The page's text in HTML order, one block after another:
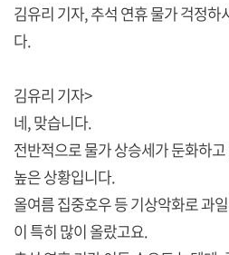
김유리 기자, 추석 연휴 물가 걱정하
다.
김유리 기자>
네, 맞습니다.
전반적으로 물가 상승세가 둔화하
높은 상황입니다.
올여름 집중호우 등 기상악화로 과
이 특히 많이 올랐고요.